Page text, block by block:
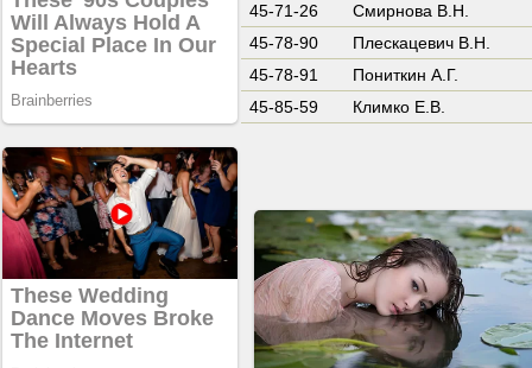
45-71-26
Смирнова В.Н.
45-78-90
Плескацевич В.Н.
45-78-91
Пониткин А.Г.
45-85-59
Климко Е.В.